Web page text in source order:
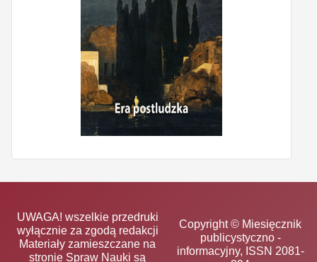
UWAGA! wszelkie przedruki
wyłącznie za zgodą redakcji
Materiały zamieszczane na
stronie Spraw Nauki są
Copyright © Miesięcznik
publicystyczno -
informacyjny, ISSN 2081-